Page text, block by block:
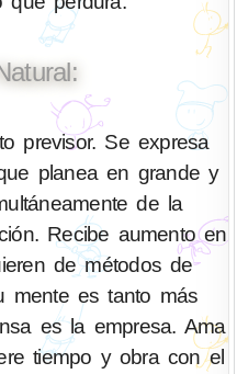
previsor. Se expresa
planea en grande y
de la
Recibe aumento en
de métodos de
mente es tanto más
es la empresa. Ama
tiempo y obra con el